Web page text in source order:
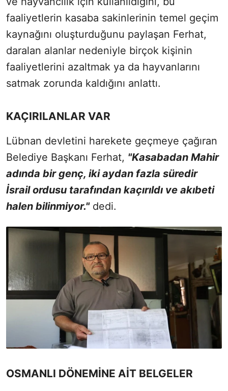
faaliyetlerin kasaba sakinlerinin temel geçim
kaynağını oluşturduğunu paylaşan Ferhat,
daralan alanlar nedeniyle birçok kişinin
faaliyetlerini azaltmak ya da hayvanlarını
satmak zorunda kaldığını anlattı.
KAÇIRILANLAR VAR
Lübnan devletini harekete geçmeye çağıran
Belediye Başkanı Ferhat, "Kasabadan Mahir
adında bir genç, iki aydan fazla süredir
İsrail ordusu tarafından kaçırıldı ve akıbeti
halen bilinmiyor."dedi.
OSMANLI DÖNEMİNE AİT BELGELER